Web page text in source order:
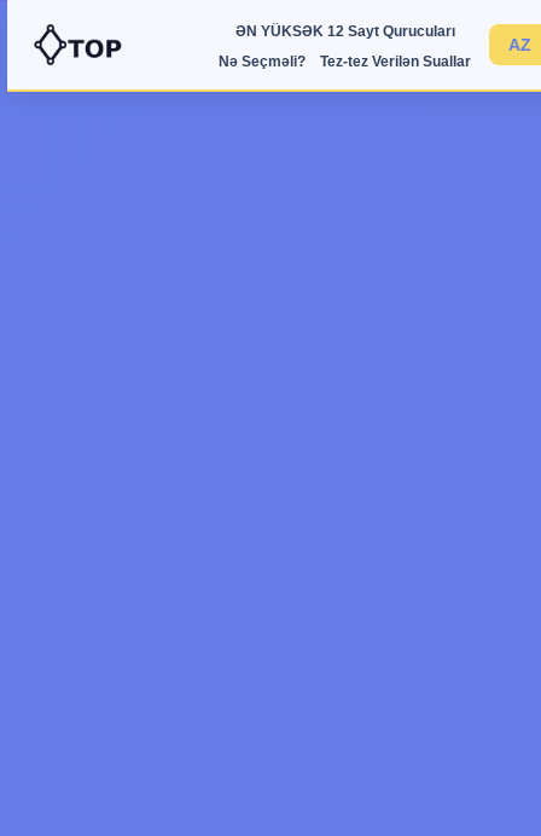
ƏN YÜKSƏK 12 Sayt Qurucuları
Nə Seçməli?
Tez-tez Verilən Suallar